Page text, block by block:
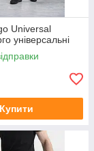
Universal
універсальні
Купити